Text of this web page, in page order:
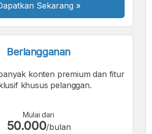
Sekarang »
Berlangganan
konten premium dan fitur
khusus pelanggan.
Mulai dari
50.000/bulan